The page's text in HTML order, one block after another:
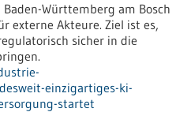
Württemberg am Bosch
externe Akteure. Ziel ist es,
sicher in die
einzigartiges-ki-
startet